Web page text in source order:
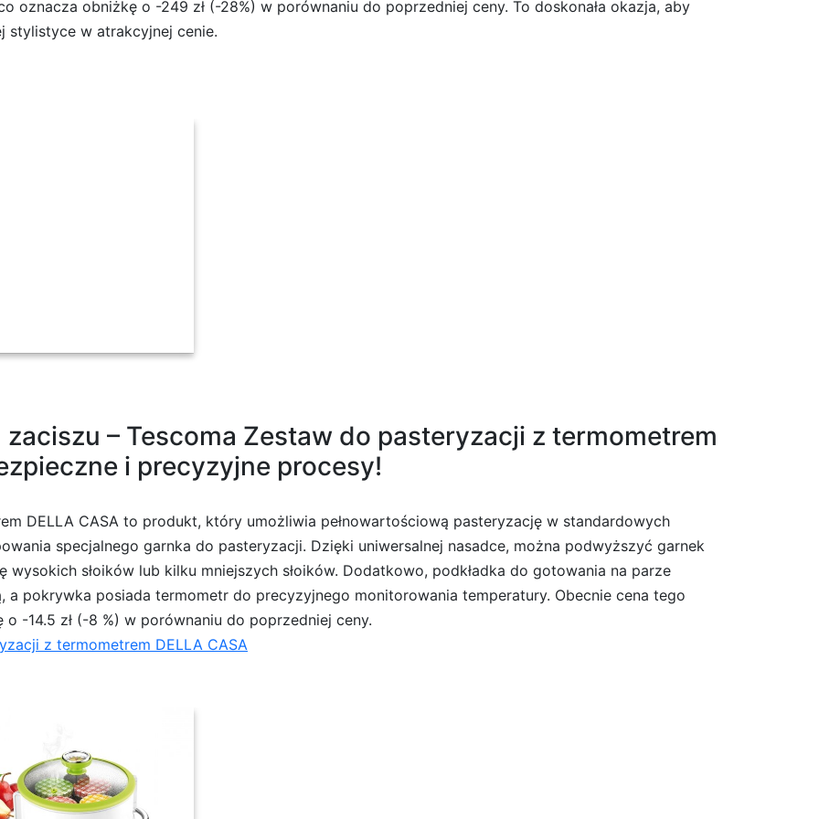
oznacza obniżkę o -249 zł (-28%) w porównaniu do poprzedniej ceny. To doskonała okazja, aby
stylistyce w atrakcyjnej cenie.
– Tescoma Zestaw do pasteryzacji z termometrem
i precyzyjne procesy!
DELLA CASA to produkt, który umożliwia pełnowartościową pasteryzację w standardowych
specjalnego garnka do pasteryzacji. Dzięki uniwersalnej nasadce, można podwyższyć garnek
słoików lub kilku mniejszych słoików. Dodatkowo, podkładka do gotowania na parze
a pokrywka posiada termometr do precyzyjnego monitorowania temperatury. Obecnie cena tego
-14.5 zł (-8 %) w porównaniu do poprzedniej ceny.
z termometrem DELLA CASA